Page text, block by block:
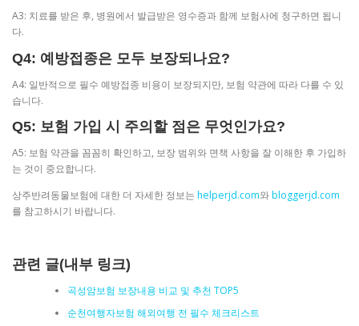
A3: 치료를 받은 후, 병원에서 발급받은 영수증과 함께 보험사에 청구하면 됩니
다.
Q4: 예방접종은 모두 보장되나요?
A4: 일반적으로 필수 예방접종 비용이 보장되지만, 보험 약관에 따라 다를 수 있
습니다.
Q5: 보험 가입 시 주의할 점은 무엇인가요?
A5: 보험 약관을 꼼꼼히 확인하고, 보장 범위와 면책 사항을 잘 이해한 후 가입하
는 것이 중요합니다.
상주반려동물보험에 대한 더 자세한 정보는 helperjd.com와bloggerjd.com
를 참고하시기 바랍니다.
관련 글(내부 링크)
곡성암보험 보장내용 비교 및 추천 TOP5
순천여행자보험 해외여행 전 필수 체크리스트